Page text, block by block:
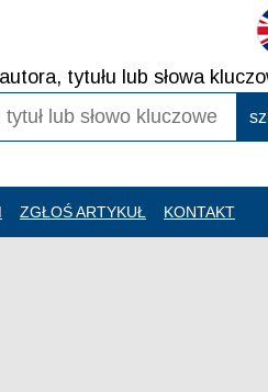
tytułu lub słowa
ZGŁOŚ ARTYKUŁ KONTAKT